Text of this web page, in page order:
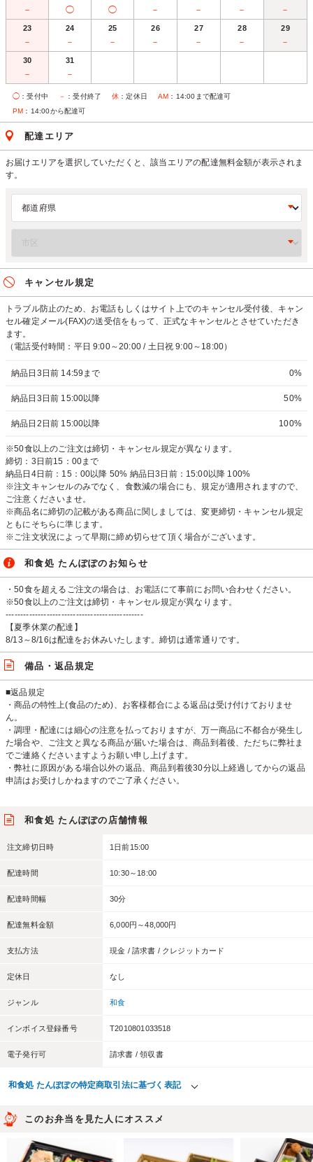
－ ◯ ◯ － － － －
23
－
24
－
25
－
26
－
27
－
28
－
29
－
30
－
31
－
◯ ：受付中 － ：受付終了 休 ：定休日 AM ：14:00まで配達可
PM ：14:00から配達可
配達エリア
お届けエリアを選択していただくと、該当エリアの配達無料金額が表示されま
す。
キャンセル規定
トラブル防止のため、お電話もしくはサイト上でのキャンセル受付後、キャン
セル確定メール(FAX)の送受信をもって、正式なキャンセルとさせていただき
ます。
（電話受付時間：平日 9:00～20:00 / 土日祝 9:00～18:00）
納品日3日前 14:59まで 0%
納品日3日前 15:00以降 50%
納品日2日前 15:00以降 100%
※50食以上のご注文は締切・キャンセル規定が異なります。
締切：3日前15：00まで
納品日4日前：15：00以降 50% 納品日3日前：15:00以降 100%
※注文キャンセルのみでなく、食数減の場合にも、規定が適用されますので、
ご注意くださいませ。
※商品名に締切の記載がある商品に関しましては、変更締切・キャンセル規定
ともにそちらに準じます。
※ご注文状況によって早期に締め切らせて頂く場合がございます。
和食処 たんぽぽのお知らせ
・50食を超えるご注文の場合は、お電話にて事前にお問い合わせください。
※50食以上のご注文は締切・キャンセル規定が異なります。
-----------------------------------------------
【夏季休業の配達】
8/13～8/16は配達をお休みいたします。締切は通常通りです。
備品・返品規定
■返品規定
・商品の特性上(食品のため)、お客様都合による返品は受け付けておりませ
ん。
・調理・配達には細心の注意を払っておりますが、万一商品に不都合が発生し
た場合や、ご注文と異なる商品が届いた場合は、商品到着後、ただちに弊社ま
でご連絡くださいますようお願い申し上げます。
・弊社に原因がある場合以外の返品、商品到着後30分以上経過してからの返品
申請はお受けしかねますのでご了承ください。
和食処 たんぽぽの店舗情報
注文締切日時 1日前15:00
配達時間 10:30～18:00
配達時間幅 30分
配達無料金額 6,000円～48,000円
支払方法 現金 / 請求書 / クレジットカード
定休日 なし
ジャンル 和食
インボイス登録番号 T2010801033518
電子発行可 請求書 / 領収書
和食処 たんぽぽの特定商取引法に基づく表記
このお弁当を見た人にオススメ